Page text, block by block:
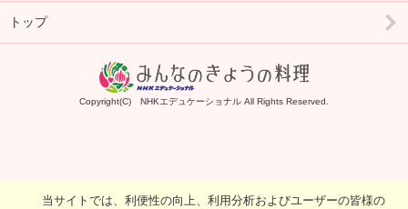
トップ
Copyright(C) NHKエデュケーショナル All Rights Reserved.
当サイトでは、利便性の向上、利用分析およびユーザーの皆様の